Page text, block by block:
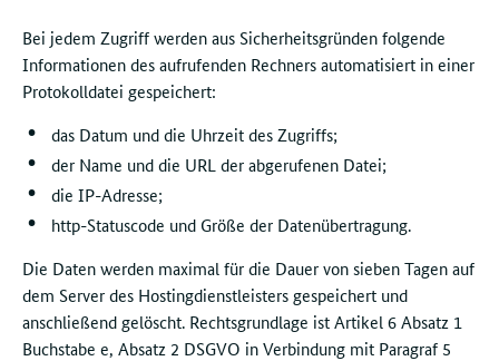
Bei jedem Zugriff werden aus Sicherheitsgründen folgende
Informationen des aufrufenden Rechners automatisiert in einer
Protokolldatei gespeichert:
das Datum und die Uhrzeit des Zugriffs;
der Name und die URL der abgerufenen Datei;
die IP-Adresse;
http-Statuscode und Größe der Datenübertragung.
Die Daten werden maximal für die Dauer von sieben Tagen auf
dem Server des Hostingdienstleisters gespeichert und
anschließend gelöscht. Rechtsgrundlage ist Artikel 6 Absatz 1
Buchstabe e, Absatz 2 DSGVO in Verbindung mit Paragraf 5